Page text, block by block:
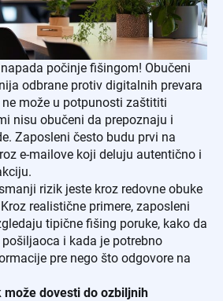
počinje fišingom! Obučeni
odbrane protiv digitalnih prevara
može u potpunosti zaštititi
nisu obučeni da prepoznaju i
Zaposleni često budu prvi na
e-mailove koji deluju autentično i
rizik jeste kroz redovne obuke
realistične primere, zaposleni
tipične fišing poruke, kako da
i kada je potrebno
pre nego što odgovore na
dovesti do ozbiljnih